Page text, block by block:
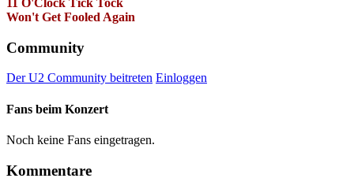
Won't Get Fooled Again
Community
Der U2 Community beitreten Einloggen
Fans beim Konzert
Noch keine Fans eingetragen.
Kommentare